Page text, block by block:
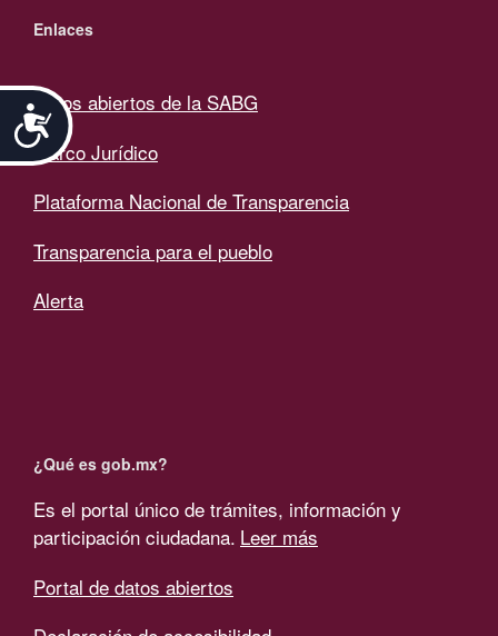
Accesibilidad
Enlaces
Datos abiertos de la SABG
Marco Jurídico
Plataforma Nacional de Transparencia
Transparencia para el pueblo
Alerta
¿Qué es gob.mx?
Es el portal único de trámites, información y
participación ciudadana. Leer más
Portal de datos abiertos